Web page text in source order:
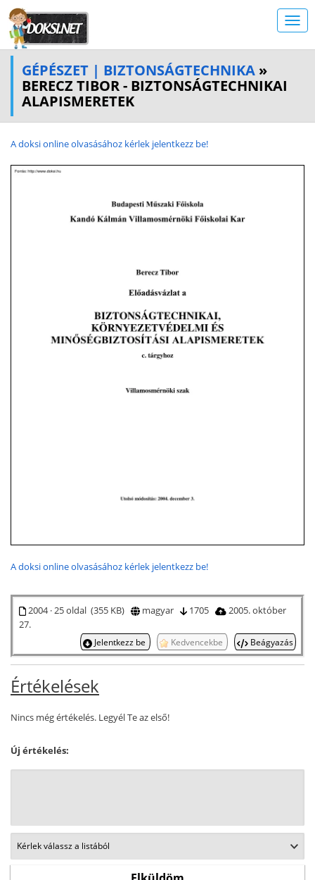
GÉPÉSZET | BIZTONSÁGTECHNIKA »
BERECZ TIBOR - BIZTONSÁGTECHNIKAI
ALAPISMERETEK
A doksi online olvasásához kérlek jelentkezz be!
A doksi online olvasásához kérlek jelentkezz be!
2004 · 25 oldal (355 KB) magyar 1705
2005. október
27.
Jelentkezz be Kedvencekbe Beágyazás
Értékelések
Nincs még értékelés. Legyél Te az első!
Új értékelés: